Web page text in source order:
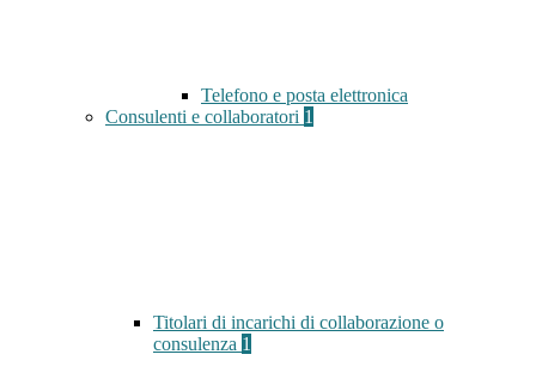
Telefono e posta elettronica
Consulenti e collaboratori 1
Titolari di incarichi di collaborazione o
consulenza 1